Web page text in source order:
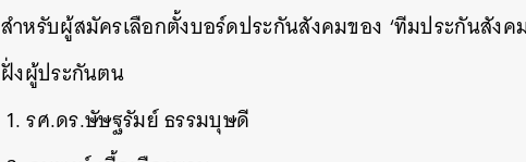
สำหรับผู้สมัครเลือกตั้งบอร์ดประกันสังคมของ ‘ทีมประกันสังค
ฝั่งผู้ประกันตน
1. รศ.ดร.ษัษฐรัมย์ ธรรมบุษดี